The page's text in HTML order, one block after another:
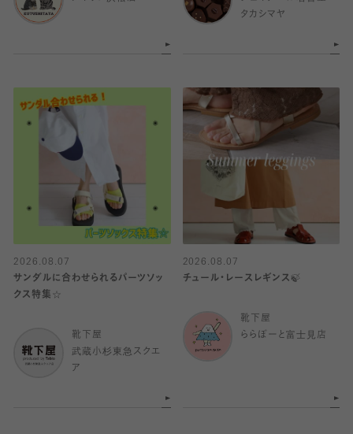
タカシマヤ
2026.08.07
サンダルに合わせられるパーツソッ
クス特集☆
靴下屋
武蔵小杉東急スクエ
ア
2026.08.07
チュール・レースレギンス🍃
靴下屋
ららぽーと富士見店